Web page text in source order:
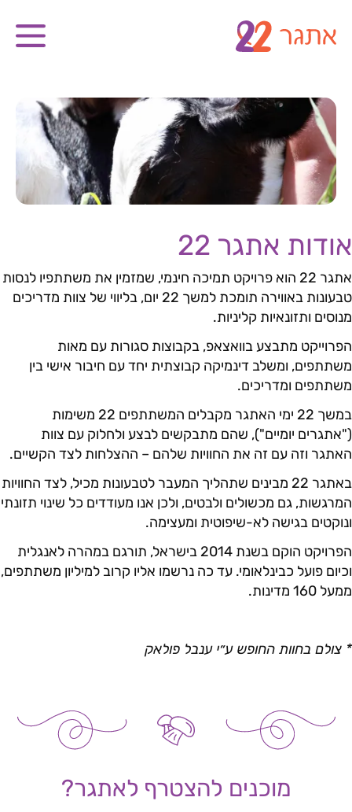
אודות אתגר 22
אתגר 22 הוא פרויקט תמיכה חינמי, שמזמין את משתתפיו לנסות
טבעונות באווירה תומכת למשך 22 יום, בליווי של צוות מדריכים
מנוסים ותזונאיות קליניות.
הפרוייקט מתבצע בוואצאפ, בקבוצות סגורות עם מאות
משתתפים, ומשלב דינמיקה קבוצתית יחד עם חיבור אישי בין
משתתפים ומדריכים.
במשך 22 ימי האתגר מקבלים המשתתפים 22 משימות
("אתגרים יומיים"), שהם מתבקשים לבצע ולחלוק עם צוות
האתגר וזה עם זה את החוויות שלהם – ההצלחות לצד הקשיים.
באתגר 22 מבינים שתהליך המעבר לטבעונות מכיל, לצד החוויות
המרגשות, גם מכשולים ולבטים, ולכן אנו מעודדים כל שינוי תזונתי
ונוקטים בגישה לא-שיפוטית ומעצימה.
הפרויקט הוקם בשנת 2014 בישראל, תורגם במהרה לאנגלית
וכיום פועל כבינלאומי. עד כה נרשמו אליו קרוב למיליון משתתפים,
ממעל 160 מדינות.
* צולם בחוות החופש ע״י ענבל פולאק
מוכנים להצטרף לאתגר?